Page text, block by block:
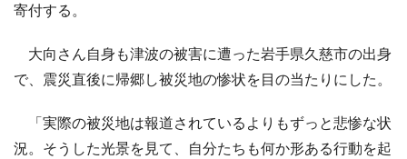
寄付する。
大向さん自身も津波の被害に遭った岩手県久慈市の出身
で、震災直後に帰郷し被災地の惨状を目の当たりにした。
「実際の被災地は報道されているよりもずっと悲惨な状
況。そうした光景を見て、自分たちも何か形ある行動を起